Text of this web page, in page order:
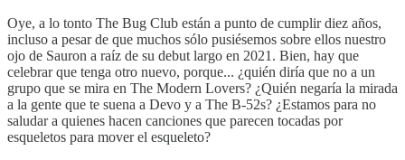
Oye, a lo tonto The Bug Club están a punto de cumplir diez años,
incluso a pesar de que muchos sólo pusiésemos sobre ellos nuestro
ojo de Sauron a raíz de su debut largo en 2021. Bien, hay que
celebrar que tenga otro nuevo, porque... ¿quién diría que no a un
grupo que se mira en The Modern Lovers? ¿Quién negaría la mirada
a la gente que te suena a Devo y a The B-52s? ¿Estamos para no
saludar a quienes hacen canciones que parecen tocadas por
esqueletos para mover el esqueleto?